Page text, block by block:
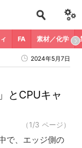
FA 素材／化学
2024年5月7日
とCPUキャ
（1/3 ページ）
で、エッジ側の